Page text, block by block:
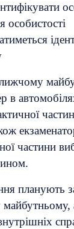
особистості
в
частини
планують